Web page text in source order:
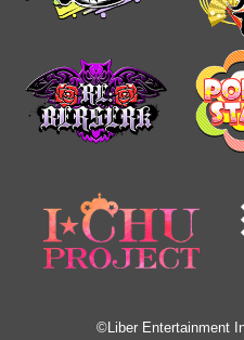
©Liber Entertainment